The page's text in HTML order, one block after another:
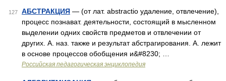
127 АБСТРАКЦИЯ — (от лат. abstractio удаление, отвлечение),
процесс познават. деятельности, состоящий в мысленном
выделении одних свойств предметов и отвлечении от
других. А. наз. также и результат абстрагирования. А. лежит
в основе процессов обобщения и&#8230; …
Российская педагогическая энциклопедия